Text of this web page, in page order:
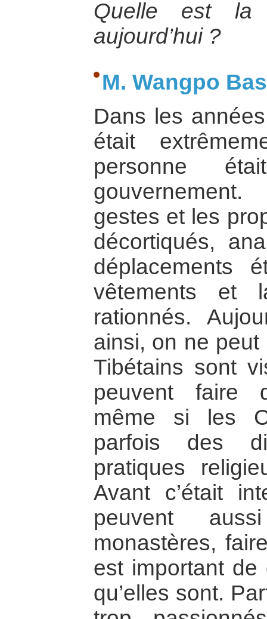
Quelle est la
aujourd’hui ?
M. Wangpo
Dans les
était
personne
gestes et les
décortiqués,
déplacements
vêtements et
rationnés.
ainsi, on ne
Tibétains sont
peuvent faire
même si les
parfois des
pratiques
Avant c’était
peuvent
monastères,
est important
qu’elles sont.